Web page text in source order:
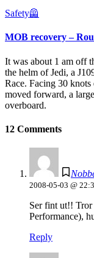
Safety🦺
MOB recovery –
It was about 1 am off
the helm of Jedi, a
Race. Facing 30 knots
moved forward, a
overboard.
12 Comments
2008-05-03 @
Ser fint ut!!
Performance),
Reply